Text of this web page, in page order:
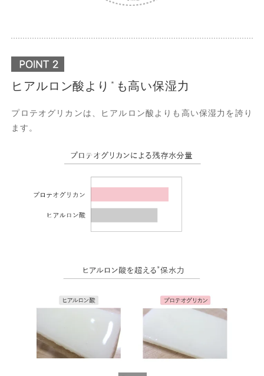
ヒアルロン酸より ＊ も高い保湿力
プロテオグリカンは、ヒアルロン酸よりも高い保湿力を誇り
ます。